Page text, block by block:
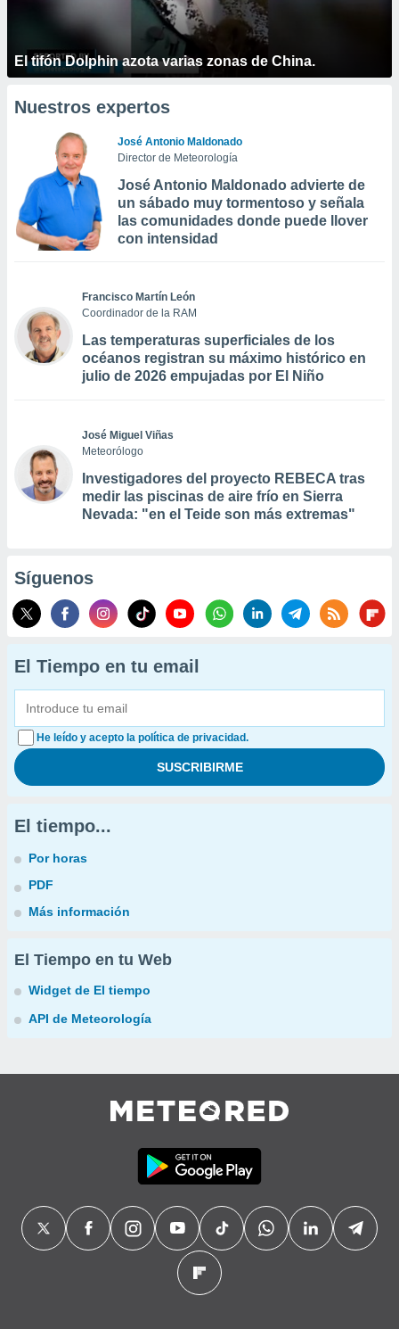
El tifón Dolphin azota varias zonas de China.
Nuestros expertos
José Antonio Maldonado
Director de Meteorología
José Antonio Maldonado advierte de
un sábado muy tormentoso y señala
las comunidades donde puede llover
con intensidad
Francisco Martín León
Coordinador de la RAM
Las temperaturas superficiales de los
océanos registran su máximo histórico en
julio de 2026 empujadas por El Niño
José Miguel Viñas
Meteorólogo
Investigadores del proyecto REBECA tras
medir las piscinas de aire frío en Sierra
Nevada: "en el Teide son más extremas"
Síguenos
El Tiempo en tu email
He leído y acepto la política de privacidad.
El tiempo...
Por horas
PDF
Más información
El Tiempo en tu Web
Widget de El tiempo
API de Meteorología